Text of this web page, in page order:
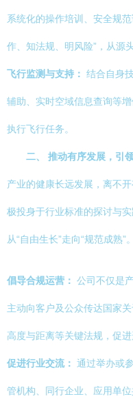
系统化的操作培训、安全规
作、知法规、明风险”，从源
飞行监测与支持： 结合自身
辅助、实时空域信息查询等
执行飞行任务。
二、 推动有序发展，引
产业的健康长远发展，离不
极投身于行业标准的探讨与
从“自由生长”走向“规范成熟”。
倡导合规运营： 公司不仅是
主动向客户及公众传达国家
高度与距离等关键法规，促进
促进行业交流： 通过举办或
管机构、同行企业、应用单